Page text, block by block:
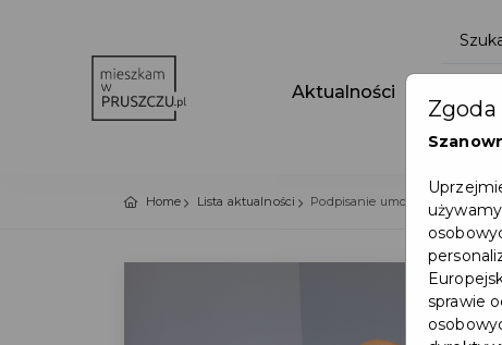
Aktualności
Home Lista aktualności Podpisanie umowy na robotę
Zgoda
sprawie